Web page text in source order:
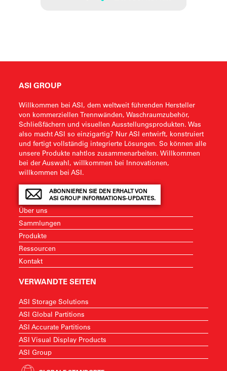
ASI GROUP
Willkommen bei ASI, dem weltweit führenden Hersteller
von kommerziellen Trennwänden, Waschraumzubehör,
Schließfächern und visuellen Ausstellungsprodukten. Was
also macht ASI so einzigartig? Nur ASI entwirft, konstruiert
und fertigt vollständig integrierte Lösungen. So können alle
unsere Produkte nahtlos zusammenarbeiten. Willkommen
bei der Auswahl, willkommen bei Innovationen,
willkommen bei ASI.
ABONNIEREN SIE DEN ERHALT VON
ASI GROUP INFORMATIONS-UPDATES.
Über uns
Sammlungen
Produkte
Ressourcen
Kontakt
VERWANDTE SEITEN
ASI Storage Solutions
ASI Global Partitions
ASI Accurate Partitions
ASI Visual Display Products
ASI Group